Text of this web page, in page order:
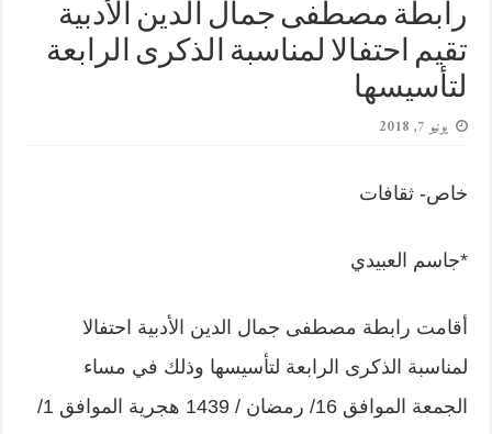
رابطة مصطفى جمال الدين الأدبية
تقيم احتفالا لمناسبة الذكرى الرابعة
لتأسيسها
يونيو 7, 2018
خاص- ثقافات
*جاسم العبيدي
أقامت رابطة مصطفى جمال الدين الأدبية احتفالا
لمناسبة الذكرى الرابعة لتأسيسها وذلك في مساء
الجمعة الموافق 16/ رمضان / 1439 هجرية الموافق 1/